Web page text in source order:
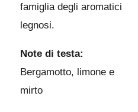
famiglia degli aromatici
legnosi.
Note di testa:
Bergamotto, limone e
mirto